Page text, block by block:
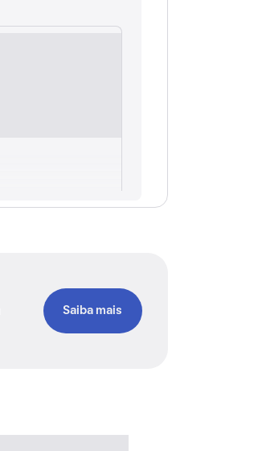
Saiba mais